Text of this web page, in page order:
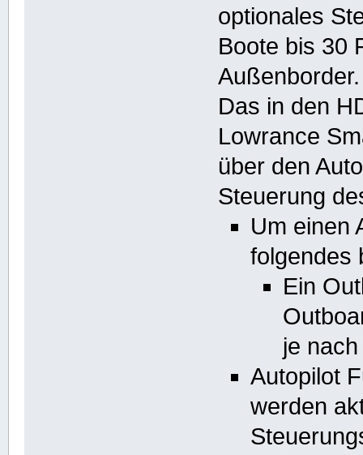
optionales
Boote bis 30
Außenborder.
Das in den
Lowrance
über den
Steuerung
Um einen
Ein
je
Autopilot
werden